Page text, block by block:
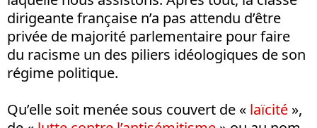
dirigeante française n’a pas attendu d’être
privée de majorité parlementaire pour faire
du racisme un des piliers idéologiques de son
régime politique.
Qu’elle soit menée sous couvert de « laïcité »,